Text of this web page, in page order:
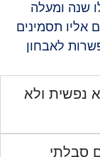
שנה ומעלה
אליו תסמינים
לאבחון
נפשית ולא
סבלתי